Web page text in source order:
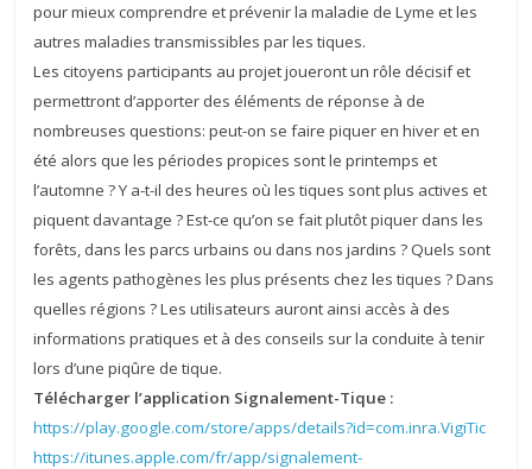
pour mieux comprendre et prévenir la maladie de Lyme et les
autres maladies transmissibles par les tiques.
Les citoyens participants au projet joueront un rôle décisif et
permettront d’apporter des éléments de réponse à de
nombreuses questions: peut-on se faire piquer en hiver et en
été alors que les périodes propices sont le printemps et
l’automne ? Y a-t-il des heures où les tiques sont plus actives et
piquent davantage ? Est-ce qu’on se fait plutôt piquer dans les
forêts, dans les parcs urbains ou dans nos jardins ? Quels sont
les agents pathogènes les plus présents chez les tiques ? Dans
quelles régions ? Les utilisateurs auront ainsi accès à des
informations pratiques et à des conseils sur la conduite à tenir
lors d’une piqûre de tique.
Télécharger l’application Signalement-Tique :
https://play.google.com/store/apps/details?id=com.inra.VigiTic
https://itunes.apple.com/fr/app/signalement-